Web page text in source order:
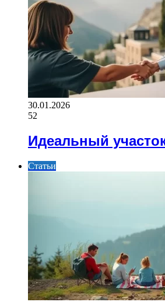
30.01.2026
52
Идеальный
Статьи